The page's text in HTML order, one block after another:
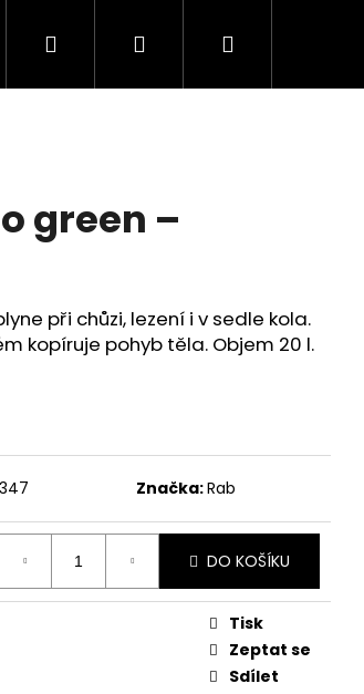
Hledat PřihlášeníNákupní
green –
při chůzi, lezení i v sedle kola.
kopíruje pohyb těla. Objem 20 l.
Značka:Rab
DO KOŠÍKU
Tisk
Zeptat se
Sdílet